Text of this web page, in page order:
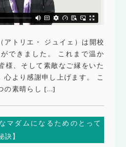
アトリエ・ ジュイェ）は開校
できました。 これまで温か
様、そして素敵なご縁をいた
心より感謝申し上げます。 こ
の素晴らし […]
なマダムになるためのとって
訣】